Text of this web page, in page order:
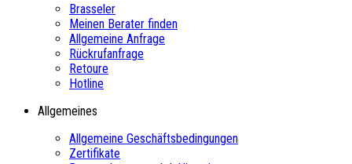
Brasseler
Meinen Berater finden
Allgemeine Anfrage
Rückrufanfrage
Retoure
Hotline
Allgemeines
Allgemeine Geschäftsbedingungen
Zertifikate